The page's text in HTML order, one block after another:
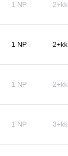
1 NP 2+kk
1 NP 2+kk
1 NP 2+kk
1 NP 3+kk